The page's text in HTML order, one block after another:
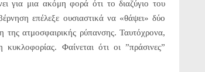
για μια ακόμη φορά ότι το διαζύγιο του
επέλεξε ουσιαστικά να «θάψει» δύο
της ατμοσφαιρικής ρύπανσης. Ταυτόχρονα,
Φαίνεται ότι οι ”πράσινες”